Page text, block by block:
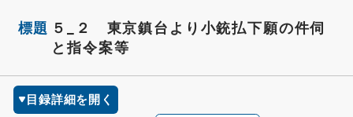
標題 ５_２ 東京鎮台より小銃払下願の件伺
と指令案等
目録詳細を開く